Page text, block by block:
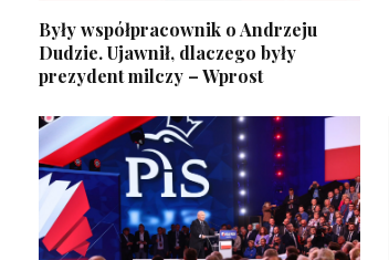
Były współpracownik o Andrzeju
Dudzie. Ujawnił, dlaczego były
prezydent milczy – Wprost